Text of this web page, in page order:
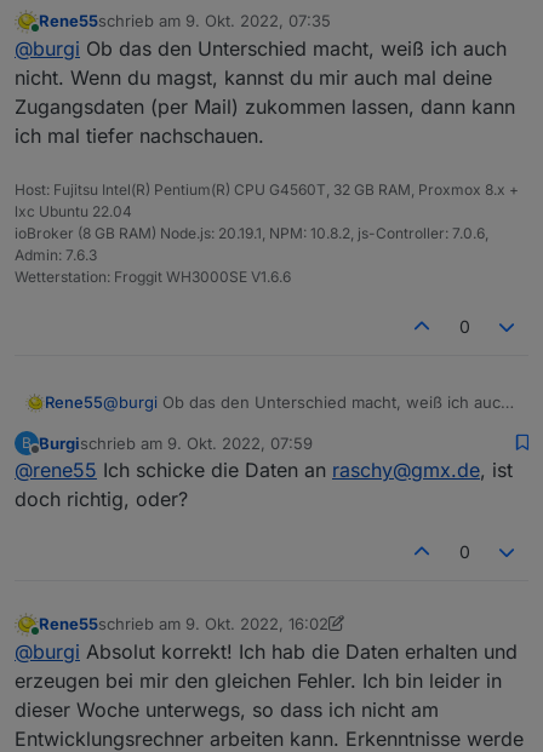
Keine Ahnung ob das was macht, ich habe die Business
Version : https://pro.solarmanpv.com/ verwendet.
Gruß
Thomas
Online
Rene55schrieb am 9. Okt. 2022, 07:35
zuletzt editiert von
@burgi Ob das den Unterschied macht, weiß ich auch
nicht. Wenn du magst, kannst du mir auch mal deine
Zugangsdaten (per Mail) zukommen lassen, dann kann
ich mal tiefer nachschauen.
Host: Fujitsu Intel(R) Pentium(R) CPU G4560T, 32 GB RAM, Proxmox 8.x +
lxc Ubuntu 22.04
ioBroker (8 GB RAM) Node.js: 20.19.1, NPM: 10.8.2, js-Controller: 7.0.6,
Admin: 7.6.3
Wetterstation: Froggit WH3000SE V1.6.6
0
Rene55@burgi Ob das den Unterschied macht, weiß ich auch
Zugangsdaten (per Mail) zukommen lassen, dann kann
ich mal tiefer nachschauen.
B
Offline
Burgischrieb am 9. Okt. 2022, 07:59
zuletzt editiert von
@rene55 Ich schicke die Daten an raschy@gmx.de, ist
doch richtig, oder?
0
Online
Rene55schrieb am 9. Okt. 2022, 16:02
zuletzt editiert von Rene5510. Sept. 2022, 18:14
@burgi Absolut korrekt! Ich hab die Daten erhalten und
erzeugen bei mir den gleichen Fehler. Ich bin leider in
dieser Woche unterwegs, so dass ich nicht am
Entwicklungsrechner arbeiten kann. Erkenntnisse werde